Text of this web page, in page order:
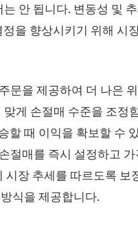
안 됩니다. 변동성 및
을 향상시키기 위해 시
문을 제공하여 더 나은
게 손절매 수준을 조정
할 때 이익을 확보할 수
절매를 즉시 설정하고
장 추세를 따르도록 보
식을 제공합니다.